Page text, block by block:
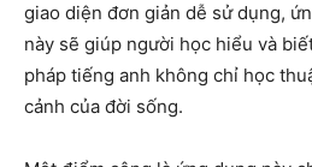
giao diện đơn giản dễ sử dụng,
này sẽ giúp người học hiểu và
pháp tiếng anh không chỉ học
cảnh của đời sống.